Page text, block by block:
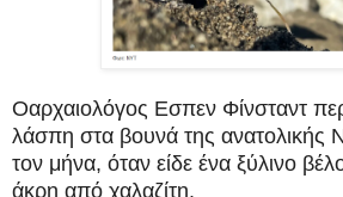
Οαρχαιολόγος Εσπεν Φίνσταντ
λάσπη στα βουνά της ανατολικής
τον μήνα, όταν είδε ένα ξύλινο
άκρη από χαλαζίτη.